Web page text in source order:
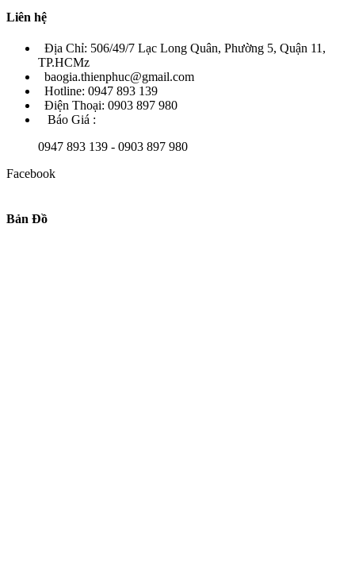
Liên hệ
Địa Chỉ: 506/49/7 Lạc Long Quân, Phường 5, Quận 11,
TP.HCMz
baogia.thienphuc@gmail.com
Hotline: 0947 893 139
Điện Thoại: 0903 897 980
Báo Giá :
0947 893 139 - 0903 897 980
Facebook
Bản Đồ